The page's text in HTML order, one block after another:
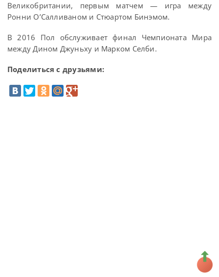
Великобритании, первым матчем — игра между
Ронни О’Салливаном и Стюартом Бинэмом.
В 2016 Пол обслуживает финал Чемпионата Мира
между Дином Джуньху и Марком Селби.
Поделиться с друзьями: